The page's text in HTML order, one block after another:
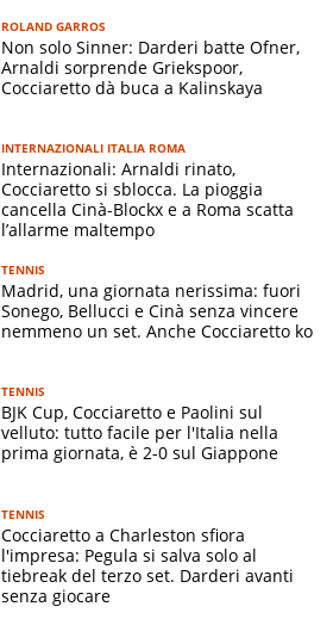
ROLAND GARROS
Non solo Sinner: Darderi batte Ofner,
Arnaldi sorprende Griekspoor,
Cocciaretto dà buca a Kalinskaya
INTERNAZIONALI ITALIA ROMA
Internazionali: Arnaldi rinato,
Cocciaretto si sblocca. La pioggia
cancella Cinà-Blockx e a Roma scatta
l’allarme maltempo
TENNIS
Madrid, una giornata nerissima: fuori
Sonego, Bellucci e Cinà senza vincere
nemmeno un set. Anche Cocciaretto ko
TENNIS
BJK Cup, Cocciaretto e Paolini sul
velluto: tutto facile per l'Italia nella
prima giornata, è 2-0 sul Giappone
TENNIS
Cocciaretto a Charleston sfiora
l'impresa: Pegula si salva solo al
tiebreak del terzo set. Darderi avanti
senza giocare